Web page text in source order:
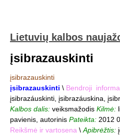
Lietuvių kalbos
įsibrazauskinti
įsibrazauskinti
įsibrazauskinti \ Bendroji
įsibrazáuskinti, įsibrazáuskina,
Kalbos dalis: veiksmažodis Kilmė:
pavienis, autorinis Pateikta: 2012
Reikšmė ir vartosena \ Apibrėžtis: